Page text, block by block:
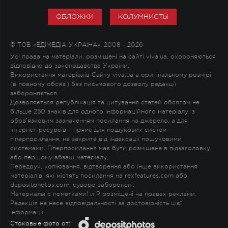
ОБЛОЖКИ КОЛУМНИСТЫ
© ТОВ «ЕДІМЕДІА-УКРАЇНА», 2008 - 2026
Усі права на матеріали, розміщені на сайті viva.ua, охороняються
відповідно до законодавства України.
Використання матеріалів Сайту viva.ua в оригінальному розмірі
(в повному обсязі) без письмового дозволу редакції
забороняється.
Дозволяється републікація та цитування статей обсягом не
більше 250 знаків для одного інформаційного матеріалу, з
обов'язковим зазначенням посилання на джерело, а для
Інтернет-ресурсів – пряме для пошукових систем
гіперпосилання, не закрите від індексації пошуковими
системами. Гіперпосилання має бути розміщене в підзаголовку
або першому абзаці матеріалу.
Передрук, копіювання, відтворення або інше використання
матеріалів, які містять посилання на rexfeatures.com або
depositphotos.com, суворо заборонені.
Материалы с пометками! и P розміщені на правах реклами.
Редакція не несе відповідальності за достовірність цієї
інформації.
Стоковые фото от: